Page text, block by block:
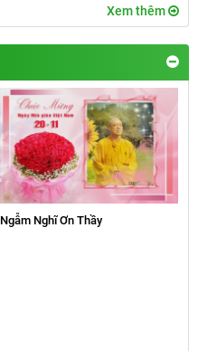
Xem thêm
Ngẫm Nghĩ Ơn Thầy